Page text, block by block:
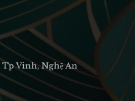
Tp Vinh, Nghệ An